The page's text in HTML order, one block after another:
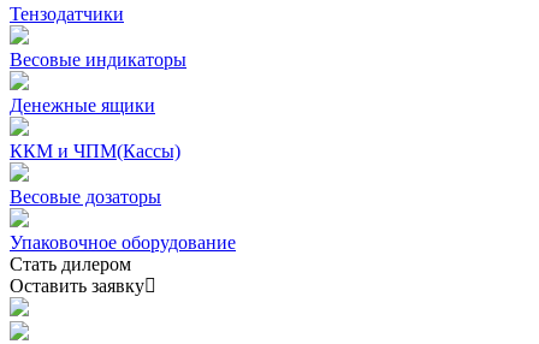
Тензодатчики
Весовые индикаторы
Денежные ящики
ККМ и ЧПМ(Кассы)
Весовые дозаторы
Упаковочное оборудование
Стать дилером
Оставить заявку